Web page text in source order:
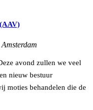
avond zullen we veel
nieuw bestuur
moties behandelen die de